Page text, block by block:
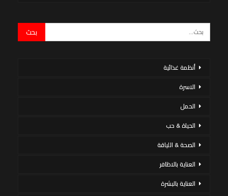
أنظمة غذائية
الاسرة
الحمل
الحياة & حب
الصحة & اللياقة
العناية بالاظافر
العناية بالبشرة